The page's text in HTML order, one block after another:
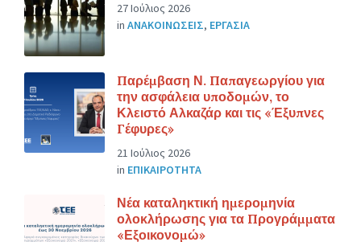
27 Ιούλιος 2026
in ΑΝΑΚΟΙΝΩΣΕΙΣ, ΕΡΓΑΣΙΑ
Παρέμβαση Ν. Παπαγεωργίου για
την ασφάλεια υποδομών, το
Κλειστό Αλκαζάρ και τις «Έξυπνες
Γέφυρες»
21 Ιούλιος 2026
in ΕΠΙΚΑΙΡΟΤΗΤΑ
Νέα καταληκτική ημερομηνία
ολοκλήρωσης για τα Προγράμματα
«Εξοικονομώ»